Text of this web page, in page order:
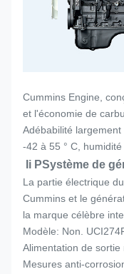
Cummins Engine,
et l'économie de
Adébabilité
-42 à 55 ° C,
Ii PSystème de
La partie électrique
Cummins et le
la marque célèbre
Modèle: Non.
Alimentation de
Mesures anti-